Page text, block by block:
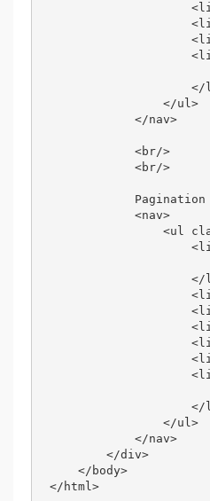
</
                </ul>
            </nav>
            <br/>
            <br/>
Pagination
            <nav>
<ul
</
</
                </ul>
            </nav>
        </div>
    </body>
</html>